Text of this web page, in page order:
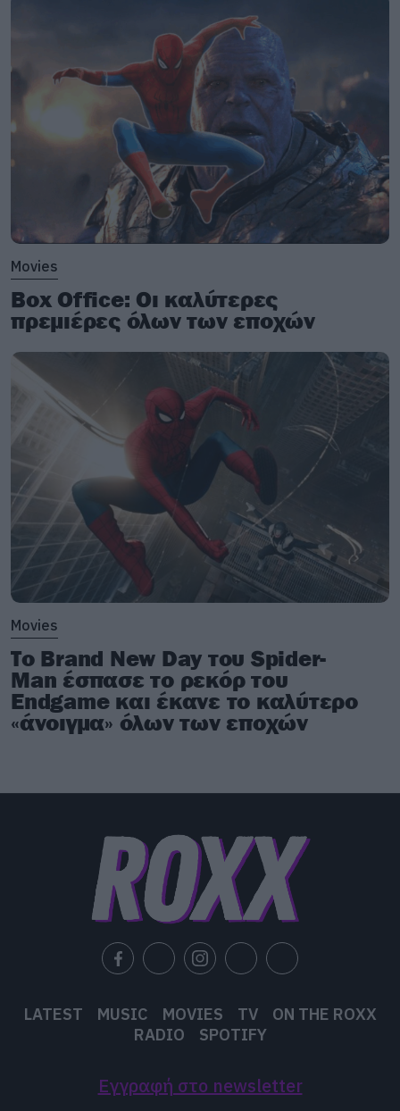
Movies
Box Office: Οι καλύτερες
πρεμιέρες όλων των εποχών
Movies
Το Brand New Day του Spider-
Man έσπασε το ρεκόρ του
Endgame και έκανε το καλύτερο
«άνοιγμα» όλων των εποχών
LATEST MUSIC MOVIES TV
ON THE ROXX
RADIO
SPOTIFY
Εγγραφή στο newsletter